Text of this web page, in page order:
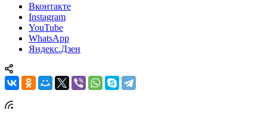
Вконтакте
Instagram
YouTube
WhatsApp
Яндекс.Дзен